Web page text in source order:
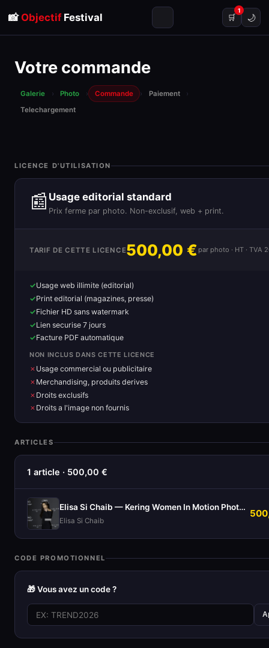
📸 ObjectifFestival 🛒
1
🌙
Votre commande
Galerie › Photo › Commande › Paiement
›
Telechargement
LICENCE D'UTILISATION
📰 Usage editorial standard
Prix ferme par photo. Non-exclusif, web + print.
TARIF DE CETTE LICENCE500,00 € par photo · HT · TVA
Usage web illimite (editorial)
Print editorial (magazines, presse)
Fichier HD sans watermark
Lien securise 7 jours
Facture PDF automatique
NON INCLUS DANS CETTE LICENCE
Usage commercial ou publicitaire
Merchandising, produits derives
Droits exclusifs
Droits a l'image non fournis
ARTICLES
1 article · 500,00 €
Elisa Si Chaib — Kering Women In Motion Photocall
Elisa Si Chaib
CODE PROMOTIONNEL
🎁 Vous avez un code ?